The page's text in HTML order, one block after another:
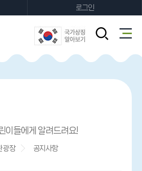
로그인
이들에게 알려드려요!
광장 공지사항